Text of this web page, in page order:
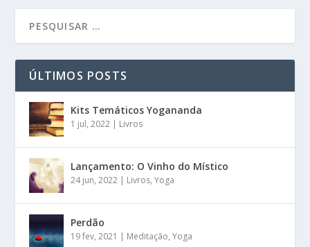
ÚLTIMOS POSTS
Kits Temáticos Yogananda
1 jul, 2022 | Livros
Lançamento: O Vinho do Místico
24 jun, 2022 | Livros,Yoga
Perdão
19 fev, 2021 | Meditação,Yoga